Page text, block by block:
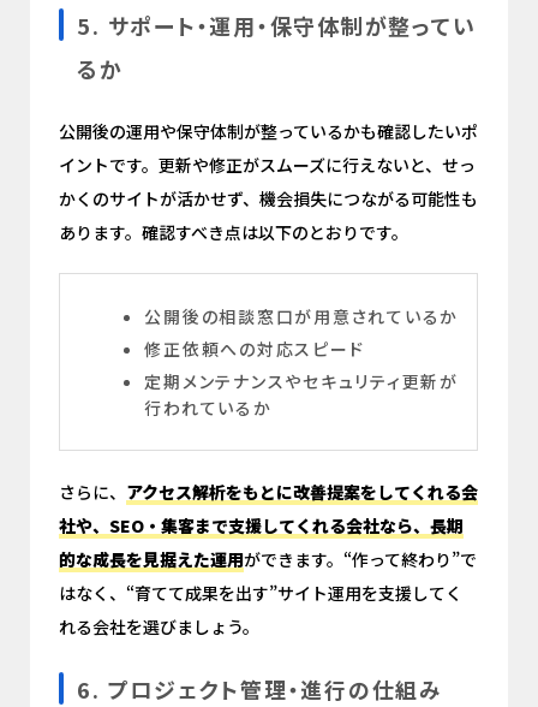
5. サポート・運用・保守体制が整ってい
るか
公開後の運用や保守体制が整っているかも確認したいポ
イントです。更新や修正がスムーズに行えないと、せっ
かくのサイトが活かせず、機会損失につながる可能性も
あります。確認すべき点は以下のとおりです。
公開後の相談窓口が用意されているか
修正依頼への対応スピード
定期メンテナンスやセキュリティ更新が
行われているか
さらに、 アクセス解析をもとに改善提案をしてくれる会
社や、SEO・集客まで支援してくれる会社なら、長期
的な成長を見据えた運用ができます。“作って終わり”で
はなく、“育てて成果を出す”サイト運用を支援してく
れる会社を選びましょう。
6. プロジェクト管理・進行の仕組み